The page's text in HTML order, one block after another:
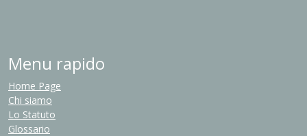
Menu rapido
Home Page
Chi siamo
Lo Statuto
Glossario